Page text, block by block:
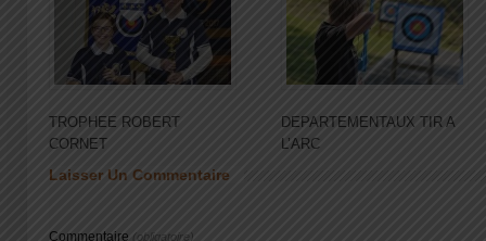
TROPHEE ROBERT
CORNET
DEPARTEMENTAUX TIR A
L’ARC
Laisser Un Commentaire
Commentaire (obligatoire)